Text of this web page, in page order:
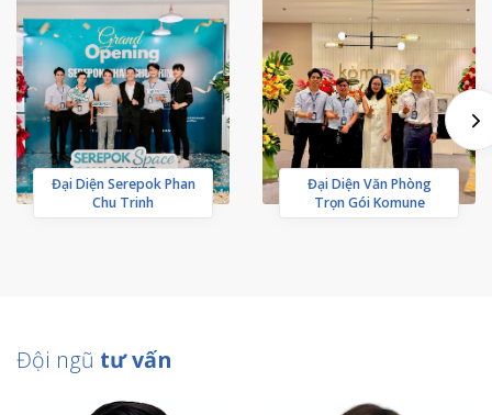
Đại Diện Serepok Phan
Chu Trinh
Đại Diện Văn Phòng
Trọn Gói Komune
Đội ngũ tư vấn